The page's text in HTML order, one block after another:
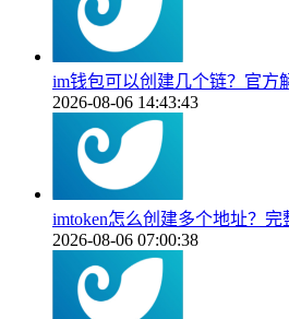
im钱包可以创建几个链？官方
2026-08-06 14:43:43
imtoken怎么创建多个地址？
2026-08-06 07:00:38